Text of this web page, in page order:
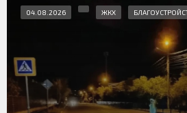
04.08.2026 ЖКХ